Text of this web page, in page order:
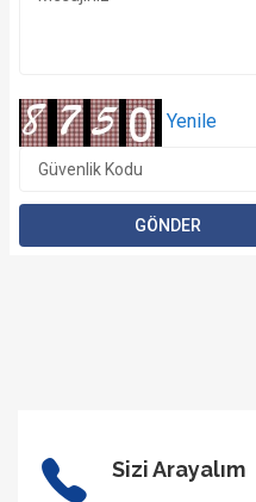
Yenile
Sizi Arayalım